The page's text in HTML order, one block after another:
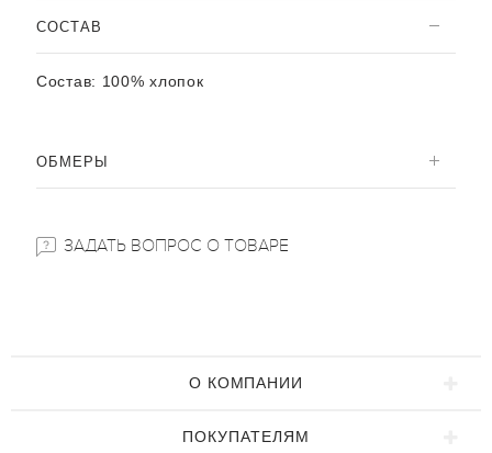
CОСТАВ
Состав: 100% хлопок
ОБМЕРЫ
ЗАДАТЬ ВОПРОС О ТОВАРЕ
О КОМПАНИИ
ПОКУПАТЕЛЯМ